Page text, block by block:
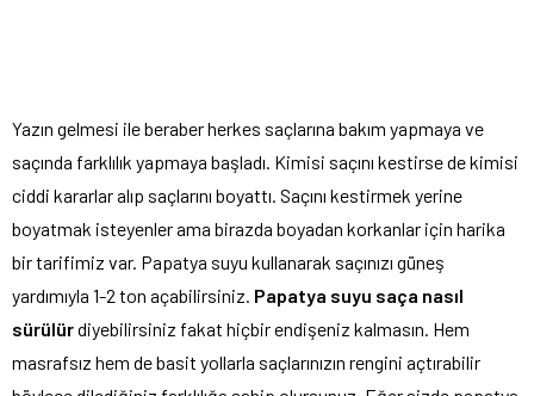
Yazın gelmesi ile beraber herkes saçlarına bakım yapmaya ve
saçında farklılık yapmaya başladı. Kimisi saçını kestirse de kimisi
ciddi kararlar alıp saçlarını boyattı. Saçını kestirmek yerine
boyatmak isteyenler ama birazda boyadan korkanlar için harika
bir tarifimiz var. Papatya suyu kullanarak saçınızı güneş
yardımıyla 1-2 ton açabilirsiniz. Papatya suyu saça nasıl
sürülürdiyebilirsiniz fakat hiçbir endişeniz kalmasın. Hem
masrafsız hem de basit yollarla saçlarınızın rengini açtırabilir